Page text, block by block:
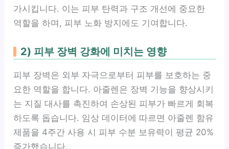
가시킵니다. 이는 피부 탄력과 구조 개선에 중요한
역할을 하며, 피부 노화 방지에도 기여합니다.
2) 피부 장벽 강화에 미치는 영향
피부 장벽은 외부 자극으로부터 피부를 보호하는 중
요한 역할을 합니다. 아줄렌은 장벽 기능을 향상시키
는 지질 대사를 촉진하여 손상된 피부가 빠르게 회복
하도록 돕습니다. 임상 데이터에 따르면 아줄렌 함유
제품을 4주간 사용 시 피부 수분 보유력이 평균 20%
증가했습니다.